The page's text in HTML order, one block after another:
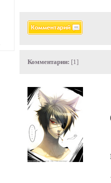
Комментарии: [1]